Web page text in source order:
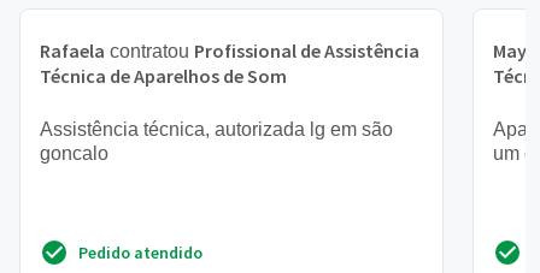
Rafaela contratou Profissional de Assistência
Técnica de Aparelhos de Som
Assistência técnica, autorizada lg em são
goncalo
Pedido atendido
Maya
um